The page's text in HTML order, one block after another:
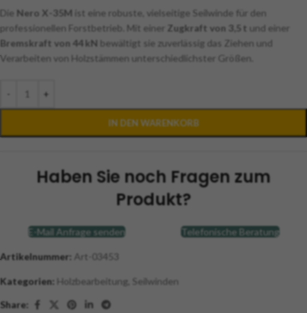
Die Nero X-35M ist eine robuste, vielseitige Seilwinde für den
professionellen Forstbetrieb. Mit einer Zugkraft von 3,5 t und einer
Bremskraft von 44 kN bewältigt sie zuverlässig das Ziehen und
Verarbeiten von Holzstämmen unterschiedlichster Größen.
+
IN DEN WARENKORB
Haben Sie noch Fragen zum
Produkt?
E-Mail Anfrage senden Telefonische Beratung
Artikelnummer: Art-03453
Kategorien: Holzbearbeitung Seilwinden
Share: